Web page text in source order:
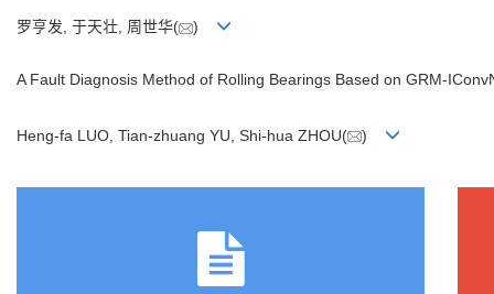
罗亨发, 于天壮, 周世华( )
A Fault Diagnosis Method of Rolling Bearings Based on GRM-
Heng-fa LUO, Tian-zhuang YU, Shi-hua ZHOU( )